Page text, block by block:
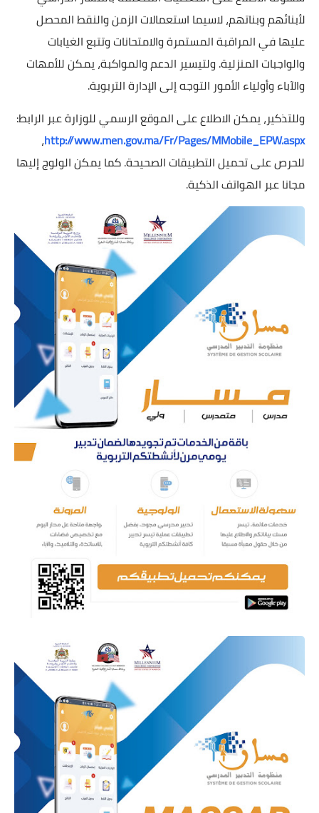
لأبنائهم وبناتهم، لاسيما استعمالات الزمن والنقط المحصل
عليها في المراقبة المستمرة والامتحانات وتتبع الغيابات
والواجبات المنزلية. ولتيسير الدعم والمواكبة، يمكن للأمهات
والآباء وأولياء الأمور التوجه إلى الإدارة التربوية.
وللتذكير، يمكن الاطلاع على الموقع الرسمي للوزارة عبر الرابط:
http://www.men.gov.ma/Fr/Pages/MMobile_EPW.aspx،
للحرص على تحميل التطبيقات الصحيحة. كما يمكن الولوج إليها
مجانا عبر الهواتف الذكية.